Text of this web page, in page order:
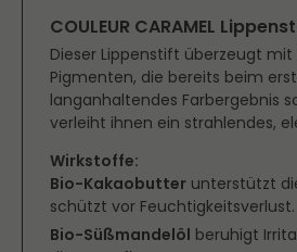
COULEUR CARAMEL
Dieser Lippenstift überzeugt
Pigmenten, die bereits beim
langanhaltendes Farbergebnis
verleiht ihnen ein strahlendes,
Wirkstoffe:
Bio-Kakaobutter unterstützt
schützt vor Feuchtigkeitsverlust.
Bio-Süßmandelöl beruhigt